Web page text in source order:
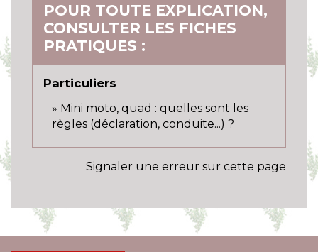
POUR TOUTE EXPLICATION,
CONSULTER LES FICHES
PRATIQUES :
Particuliers
Mini moto, quad : quelles sont les
règles (déclaration, conduite...) ?
Signaler une erreur sur cette page